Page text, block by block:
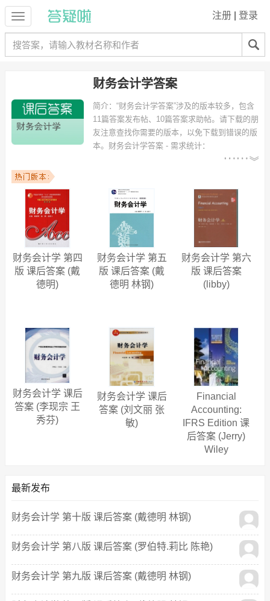
注册 登录
财务会计学答案
简介： “财务会计学答案”涉及的版本较多，包含
11篇答案发布帖、10篇答案求助帖。请下载的朋
友注意查找你需要的版本，以免下载到错误的版
本。 财务会计学答案 - 需求统计：
：财务管理、工商管理、通信工程、
生物工程、经济管理、软件工程、信息管理与信息系统、会计学（注册
会计师方向）、市场营销、工商管理类(中外合作办学) 等专业。
以下学校的同学下载过
财务会计学答案：湖南农业大学、西南民族大
学、集美大学、重庆三峡学院、韶关学院、中国人民大学、江苏科技大
学、安徽工业大学、中山大学、海南大学 等。
财务会计学 第四
版 课后答案 (戴
德明)
财务会计学 第五
版 课后答案 (戴
德明 林钢)
财务会计学 第六
版 课后答案
(libby)
财务会计学 课后
答案 (李现宗 王
秀芬)
财务会计学 课后
答案 (刘文丽 张
敏)
Financial
Accounting:
IFRS Edition 课
后答案 (Jerry)
Wiley
最新发布
财务会计学 第十版 课后答案 (戴德明 林钢)
财务会计学 第八版 课后答案 (罗伯特.莉比 陈艳)
财务会计学 第九版 课后答案 (戴德明 林钢)